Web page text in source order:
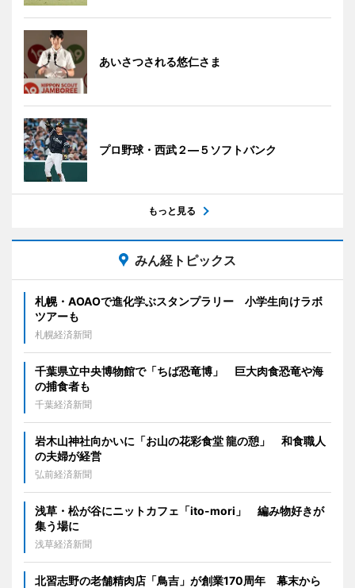
あいさつされる悠仁さま
プロ野球・西武２―５ソフトバンク
もっと見る
みん経トピックス
札幌・AOAOで進化学ぶスタンプラリー 小学生向けラボ
ツアーも
札幌経済新聞
千葉県立中央博物館で「ちば恐竜博」 巨大肉食恐竜や海
の捕食者も
千葉経済新聞
岩木山神社向かいに「お山の花彩食堂 龍の憩」 和食職人
の夫婦が経営
弘前経済新聞
浅草・松が谷にニットカフェ「ito-mori」 編み物好きが
集う場に
浅草経済新聞
北習志野の老舗精肉店「鳥吉」が創業170周年 幕末から